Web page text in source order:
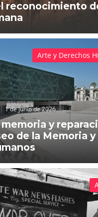
reconocimiento
1 de junio de 2026
y
de la Memoria y
Arte y Derechos